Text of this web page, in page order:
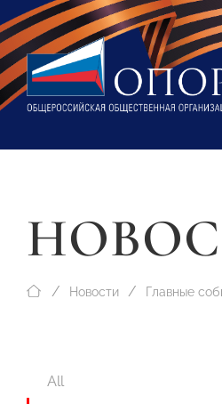
Новости Главные
All